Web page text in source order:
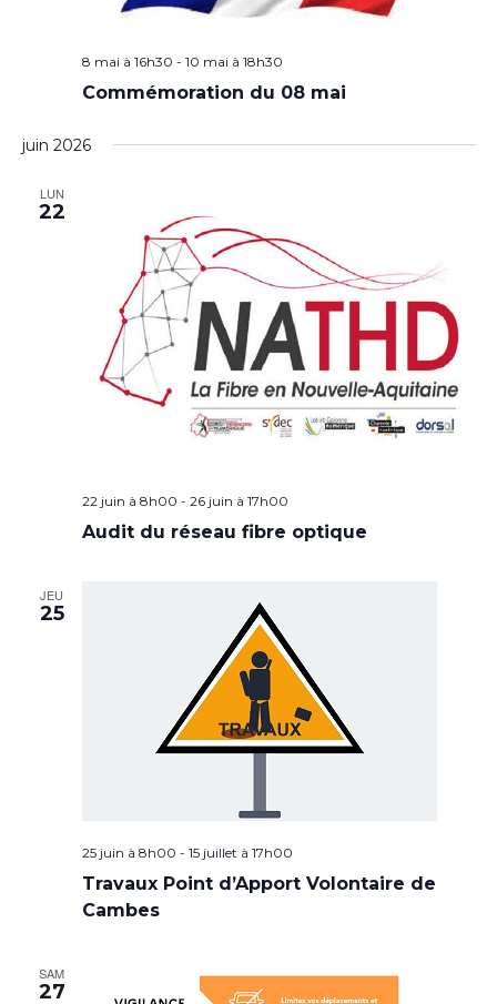
8 mai à 16h30 - 10 mai à 18h30
Commémoration du 08 mai
juin 2026
LUN
22
22 juin à 8h00 - 26 juin à 17h00
Audit du réseau fibre optique
JEU
25
25 juin à 8h00 - 15 juillet à 17h00
Travaux Point d’Apport Volontaire de
Cambes
SAM
27